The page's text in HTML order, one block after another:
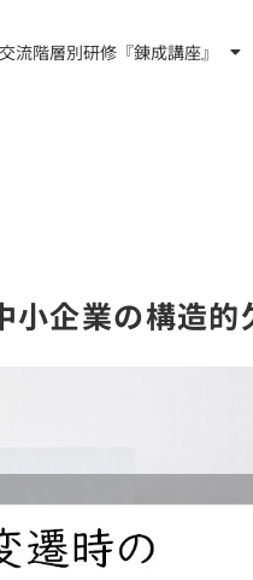
流階層別研修『錬成講座』
企業の構造的